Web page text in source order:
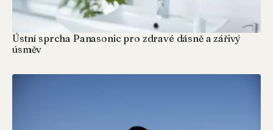
Ústní sprcha Panasonic pro zdravé dásně a zářivý
úsměv